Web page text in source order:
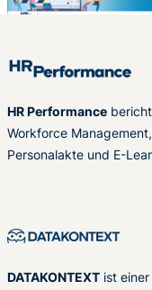
HR Performance
Workforce
Personalakte und E-
DATAKONTEXT ist